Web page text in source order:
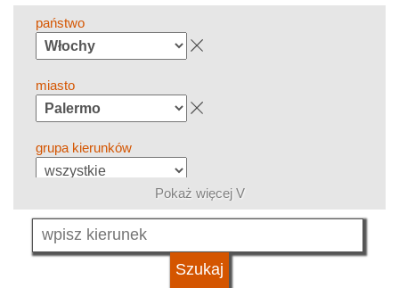
państwo
miasto
grupa kierunków
język
Pokaż więcej V